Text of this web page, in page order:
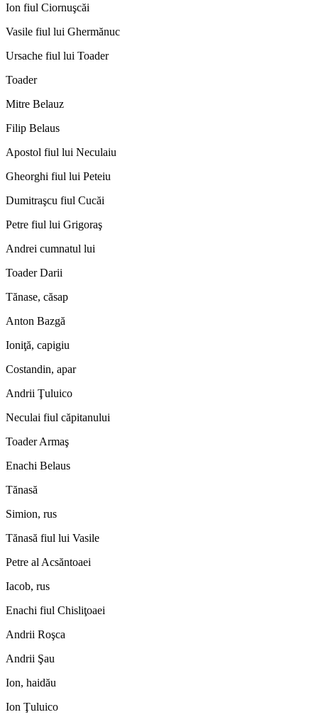
Ion fiul Ciornuşcăi
Vasile fiul lui Ghermănuc
Ursache fiul lui Toader
Toader
Mitre Belauz
Filip Belaus
Apostol fiul lui Neculaiu
Gheorghi fiul lui Peteiu
Dumitraşcu fiul Cucăi
Petre fiul lui Grigoraş
Andrei cumnatul lui
Toader Darii
Tănase, căsap
Anton Bazgă
Ioniţă, capigiu
Costandin, apar
Andrii Ţuluico
Neculai fiul căpitanului
Toader Armaş
Enachi Belaus
Tănasă
Simion, rus
Tănasă fiul lui Vasile
Petre al Acsăntoaei
Iacob, rus
Enachi fiul Chisliţoaei
Andrii Roşca
Andrii Şau
Ion, haidău
Ion Ţuluico